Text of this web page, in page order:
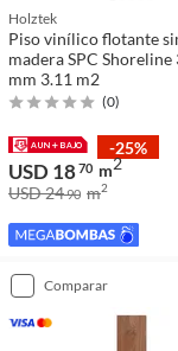
Holztek
Piso vinílico flotante
madera SPC Shoreline
mm 3.11 m2
(0)
-25%
USD 1870 m2
USD 2490 m2
comparar